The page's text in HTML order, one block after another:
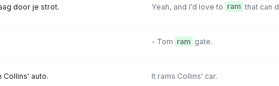
door je strot. Yeah, and I'd love to ram that can
- Tom ram gate.
Collins' auto. It rams Collins' car.